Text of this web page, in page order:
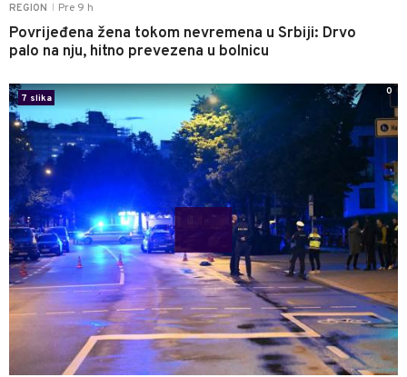
REGION Pre 9 h
Povrijeđena žena tokom nevremena u Srbiji: Drvo
palo na nju, hitno prevezena u bolnicu
7 slika
0